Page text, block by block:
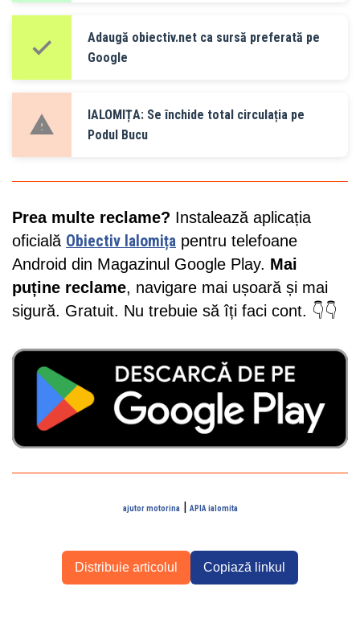
Adaugă obiectiv.net ca sursă preferată pe
Google
IALOMIȚA: Se închide total circulația pe
Podul Bucu
Prea multe reclame? Instalează aplicația
oficială Obiectiv Ialomița pentru telefoane
Android din Magazinul Google Play. Mai
puține reclame, navigare mai ușoară și mai
sigură. Gratuit. Nu trebuie să îți faci cont. 👇👇
ajutor motorina| APIA ialomita
Distribuie articolul Copiază linkul